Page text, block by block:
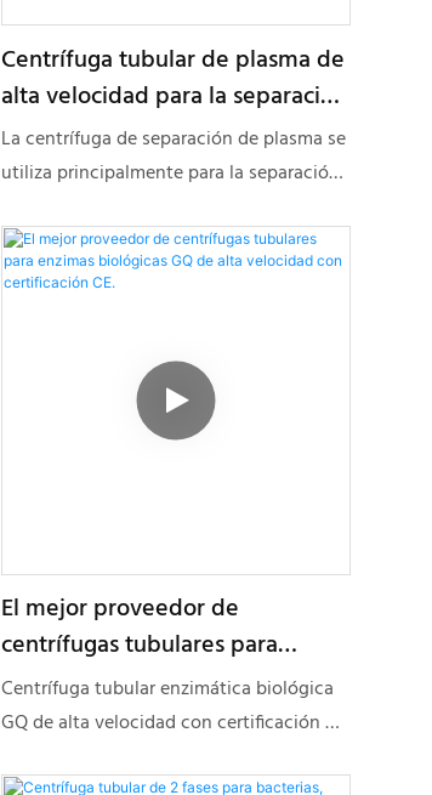
Centrífuga tubular de plasma de
alta velocidad para la separación
de células sanguíneas animales
La centrífuga de separación de plasma se
utiliza principalmente para la separación
animales como cerdos, vacas, pollos,
patos y gansos.
El mejor proveedor de
centrífugas tubulares para
enzimas biológicas GQ de alta
velocidad con certificación CE.
Centrífuga tubular enzimática biológica
GQ de alta velocidad con certificación CE.